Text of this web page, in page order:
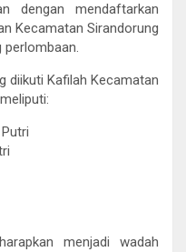
dengan mendaftarkan
Kecamatan Sirandorung
perlombaan.
diikuti Kafilah Kecamatan
menjadi wadah